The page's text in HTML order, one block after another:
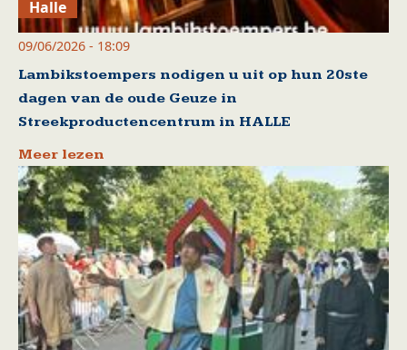
Halle
09/06/2026 - 18:09
Lambikstoempers nodigen u uit op hun 20ste
dagen van de oude Geuze in
Streekproductencentrum in HALLE
Meer lezen